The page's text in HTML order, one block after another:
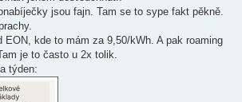
jsou fajn. Tam se to sype fakt pěkně.
EON, kde to mám za 9,50/kWh. A pak roaming
je to často u 2x tolik.
týden: